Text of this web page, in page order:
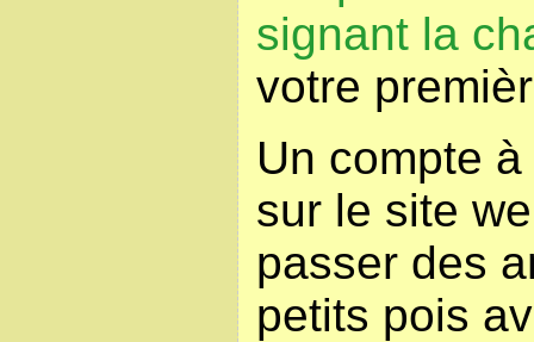
signant la
votre
Un compte
sur le site
passer des
petits pois